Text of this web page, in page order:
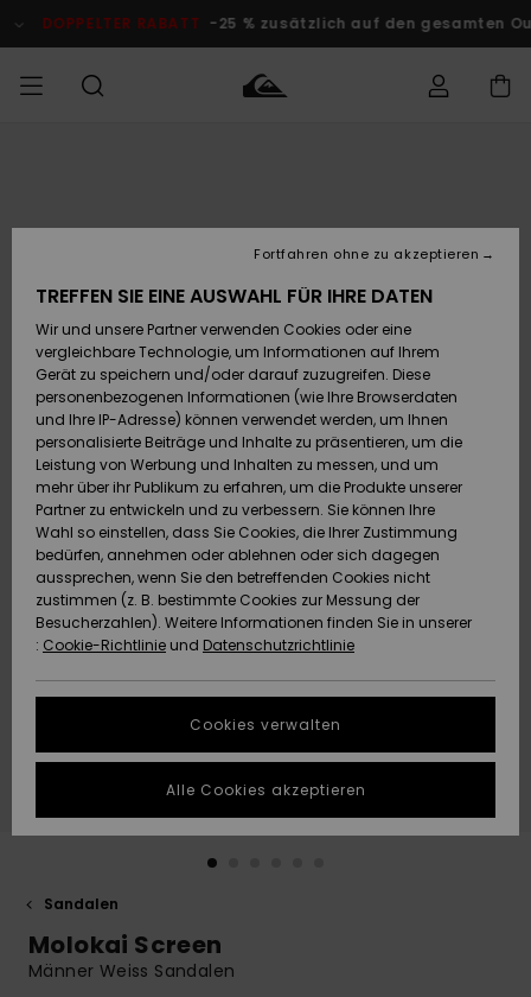
Produktinformation
DOPPELTER RABATT -25 % zusätzlich auf den gesamten
Accessoires
Schuhe&
Flip-Flops
Surf
Snow
Brandneu
Highlights
JUNGEN
Accessoires
Schuhe&
Flip-Flops
Surf
Snow
Brandneu
Highlights
FRAUEN
Brandneu
Highlights
Snow
SURF
Kinder
Highlights
Community
SNOW
Kinder
Snow Shop
Damen
Highlights
Community
DOPPELTER
RABATT
KINDER
Outlet
Frauen
HILFE & KONTAKT
Versand
Retouren
Bezahlung
Geschenkkarte
Quiksilver
Freedom
Datenschutz
Starten Sie eine
Unterhaltung,
schnellste
Antwort auf Ihre
Frage zu
erhalten.
Finden Sie
NACHHALTIGKEIT
WUNSCHLISTE
Sandalen
Molokai Screen
Männer Weiss Sandalen
TREFFEN SIE EINE AUSWAHL FÜR IHRE DATEN
Wir und unsere Partner verwenden Cookies oder eine
vergleichbare Technologie, um Informationen auf Ihrem
Gerät zu speichern und/oder darauf zuzugreifen. Diese
personenbezogenen Informationen (wie Ihre Browserdaten
und Ihre IP-Adresse) können verwendet werden, um Ihnen
personalisierte Beiträge und Inhalte zu präsentieren, um die
Leistung von Werbung und Inhalten zu messen, und um
mehr über ihr Publikum zu erfahren, um die Produkte unserer
Partner zu entwickeln und zu verbessern. Sie können Ihre
Wahl so einstellen, dass Sie Cookies, die Ihrer Zustimmung
bedürfen, annehmen oder ablehnen oder sich dagegen
aussprechen, wenn Sie den betreffenden Cookies nicht
zustimmen (z. B. bestimmte Cookies zur Messung der
Besucherzahlen). Weitere Informationen finden Sie in unserer
: Cookie-Richtlinie und Datenschutzrichtlinie
Cookies verwalten
Fortfahren ohne zu akzeptieren
Alle Cookies akzeptieren